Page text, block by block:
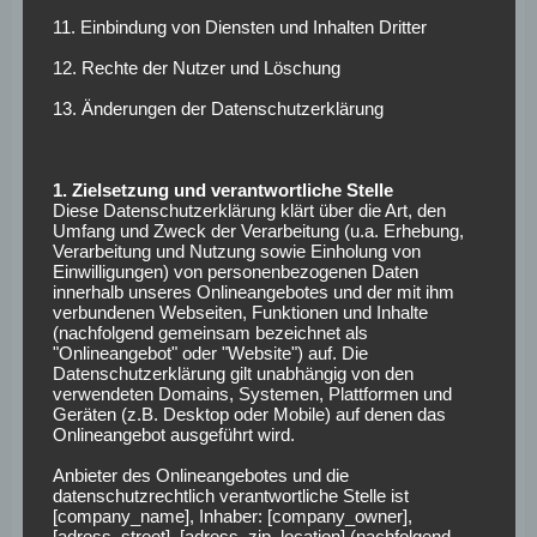
über den Hecking auf der Pressekonferenz am Donnerstag
überraschenderweise sagte: „Er hat in den letzten Wochen
kommen, wo er jetzt ist. Ich schließe nicht aus, dass er in
Arminia Bielefeld geglänzt. So erzielte der Angreifer zwei
Tore und lieferte zudem zwei Vorlagen.
Am 12. Spieltag lautet das Topspiel#BSC
gegen#BMG. Wie geht das Spiel aus?
#Bundesliga#Tippspiel
— Fußballeck (@Fussballeck)17.
November 2017
Voraussichtliche
11. Einbindung von Diensten und Inhalten Dritter
12. Rechte der Nutzer und Löschung
13. Änderungen der Datenschutzerklärung
1. Zielsetzung und verantwortliche Stelle
Diese Datenschutzerklärung klärt über die Art, den
Umfang und Zweck der Verarbeitung (u.a. Erhebung,
Verarbeitung und Nutzung sowie Einholung von
Einwilligungen) von personenbezogenen Daten
innerhalb unseres Onlineangebotes und der mit ihm
verbundenen Webseiten, Funktionen und Inhalte
(nachfolgend gemeinsam bezeichnet als
"Onlineangebot" oder "Website") auf. Die
Datenschutzerklärung gilt unabhängig von den
verwendeten Domains, Systemen, Plattformen und
Geräten (z.B. Desktop oder Mobile) auf denen das
Onlineangebot ausgeführt wird.
Anbieter des Onlineangebotes und die
datenschutzrechtlich verantwortliche Stelle ist
[company_name], Inhaber: [company_owner],